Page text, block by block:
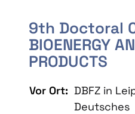
9th Doctoral
BIOENERGY
PRODUCTS
Vor Ort: DBFZ in
Deutsches